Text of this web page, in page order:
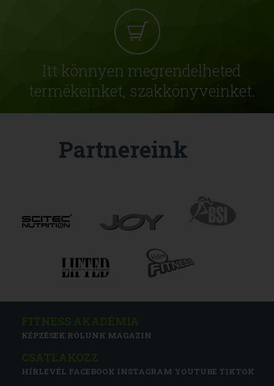
Itt könnyen megrendelheted
termékeinket, szakkönyveinket.
Partnereink
KÉPZÉSEK RÓLUNK MAGAZIN
HÍRLEVÉL FACEBOOK INSTAGRAM YOUTUBE TIKTOK